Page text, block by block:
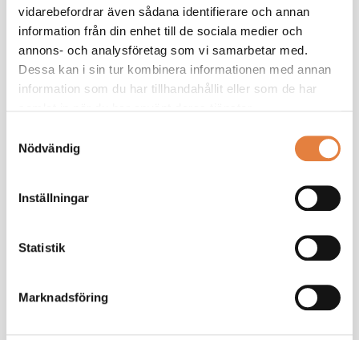
vidarebefordrar även sådana identifierare och annan
information från din enhet till de sociala medier och
annons- och analysföretag som vi samarbetar med.
Dessa kan i sin tur kombinera informationen med annan
information som du har tillhandahållit eller som de har
Nödvändig
Inställningar
Statistik
Marknadsföring
främjar elevernas studie- och yrkesval och rustar dem inför
sitt första arbete. Förhoppningsvis underlättar det även era
framtida rekryteringsprocesser.
Genom att välkomna studiebesök ges en utmärkt möjlighet
möbelindustrin. Nedan hittar ni en nedladdningsbar guide med
Lycka till med ert engagemang för att forma och stötta
PDF